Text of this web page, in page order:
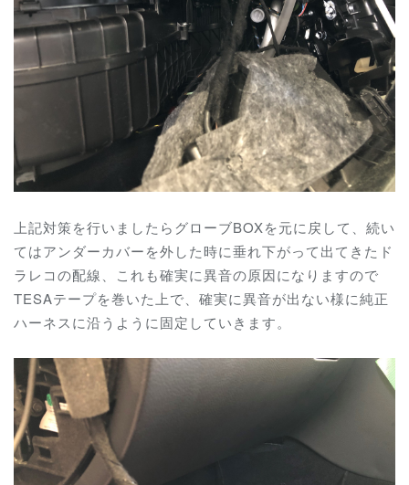
上記対策を行いましたらグローブBOXを元に戻して、続い
てはアンダーカバーを外した時に垂れ下がって出てきたド
ラレコの配線、これも確実に異音の原因になりますので
TESAテープを巻いた上で、確実に異音が出ない様に純正
ハーネスに沿うように固定していきます。